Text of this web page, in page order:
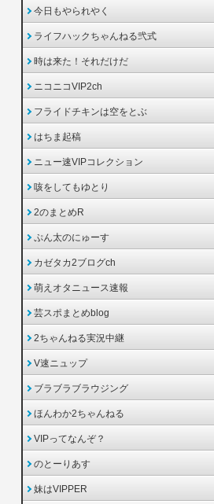
今日もやられやく
ライフハックちゃんねる弐式
時は来た！それだけだ
ニコニコVIP2ch
フライドチキンは空をとぶ
はちま起稿
ニュー速VIPコレクション
咳をしてもゆとり
2のまとめR
ぷん太のにゅーす
カゼタカ2ブログch
萌えオタニュース速報
芸スポまとめblog
2ちゃんねる実況中継
V速ニュップ
ブラブラブラウジング
ほんわか2ちゃんねる
VIPってなんぞ？
のとーりあす
妹はVIPPER